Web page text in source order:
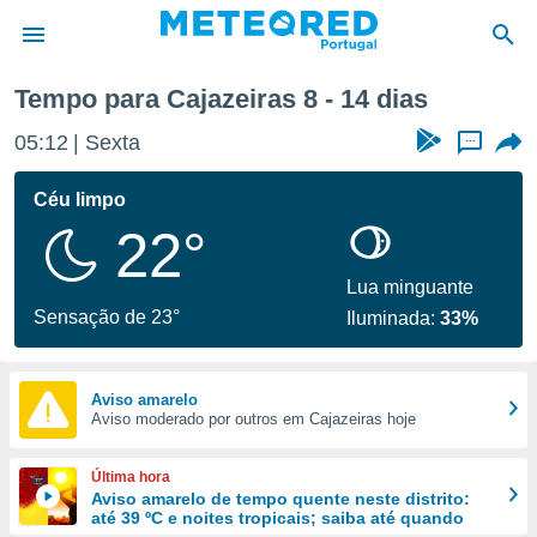
da
foi
fornecidas
a este
das
e
forma
digital
Tempo para Cajazeiras 8 - 14 dias
05:12 Sexta ...
Céu limpo
22°
Sensação de 23°
Lua minguante
Iluminada:33%
Aviso amarelo
Aviso moderado por outros em Cajazeiras hoje
Última hora
Aviso amarelo de tempo quente neste distrito:
até 39 ºC e noites tropicais; saiba até quando